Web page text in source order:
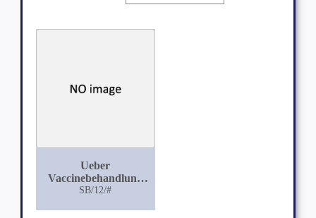
Ueber
Vaccinebehandlung
bei Gonorrhöe
SB/12/#